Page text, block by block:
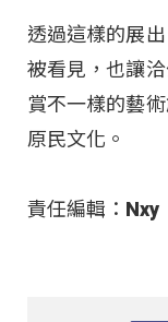
透過這樣的展
被看見，也讓
賞不一樣的藝
原民文化。​
責任編輯：Nxy